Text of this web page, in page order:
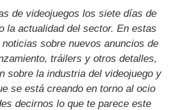
de videojuegos los siete días de
la actualidad del sector. En estas
sobre nuevos anuncios de
tráilers y otros detalles,
sobre la industria del videojuego y
se está creando en torno al ocio
decirnos lo que te parece este